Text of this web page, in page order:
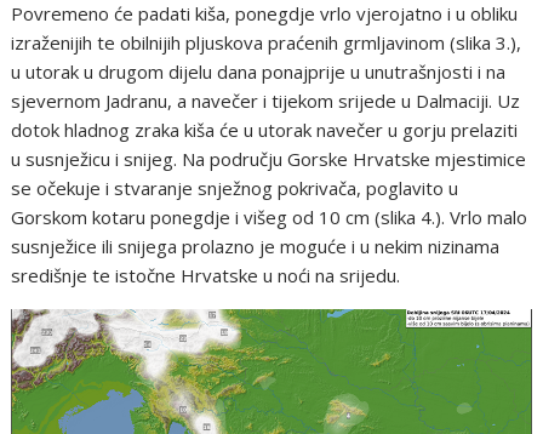
Povremeno će padati kiša, ponegdje vrlo vjerojatno i u obliku
izraženijih te obilnijih pljuskova praćenih grmljavinom (slika 3.),
u utorak u drugom dijelu dana ponajprije u unutrašnjosti i na
sjevernom Jadranu, a navečer i tijekom srijede u Dalmaciji. Uz
dotok hladnog zraka kiša će u utorak navečer u gorju prelaziti
u susnježicu i snijeg. Na području Gorske Hrvatske mjestimice
se očekuje i stvaranje snježnog pokrivača, poglavito u
Gorskom kotaru ponegdje i višeg od 10 cm (slika 4.). Vrlo malo
susnježice ili snijega prolazno je moguće i u nekim nizinama
središnje te istočne Hrvatske u noći na srijedu.